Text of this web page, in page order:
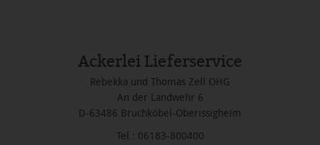
Ackerlei Lieferservice
Rebekka und Thomas Zell OHG
An der Landwehr 6
D-63486 Bruchköbel-Oberissigheim
Tel.: 06183-800400